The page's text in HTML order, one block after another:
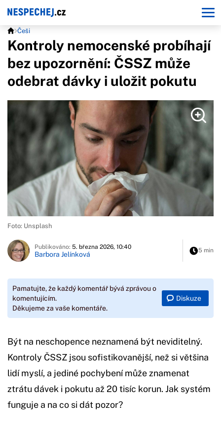
Češi
Kontroly nemocenské probíhají
bez upozornění: ČSSZ může
odebrat dávky i uložit pokutu
Foto: Unsplash
Publikováno: 5. března 2026, 10:40
Barbora Jelínková 5 min
Pamatujte, že každý komentář bývá zprávou o
komentujícím.
Děkujeme za vaše komentáře.
Diskuze
Být na neschopence neznamená být neviditelný.
Kontroly ČSSZ jsou sofistikovanější, než si většina
lidí myslí, a jediné pochybení může znamenat
ztrátu dávek i pokutu až 20 tisíc korun. Jak systém
funguje a na co si dát pozor?